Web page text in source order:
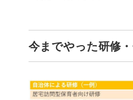
今までやった研修